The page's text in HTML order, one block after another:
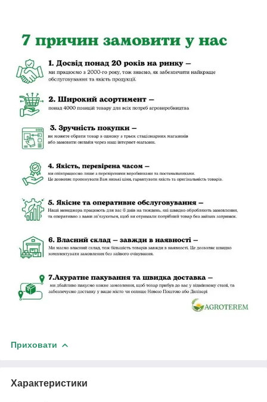
Приховати
Характеристики